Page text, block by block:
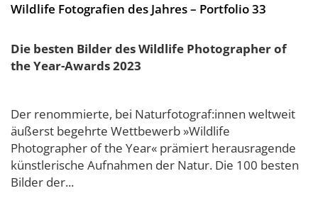
Wildlife Fotografien des Jahres – Portfolio 33
Die besten Bilder des Wildlife Photographer of
the Year-Awards 2023
Der renommierte, bei Naturfotograf:innen weltweit
äußerst begehrte Wettbewerb »Wildlife
Photographer of the Year« prämiert herausragende
künstlerische Aufnahmen der Natur. Die 100 besten
Bilder der...